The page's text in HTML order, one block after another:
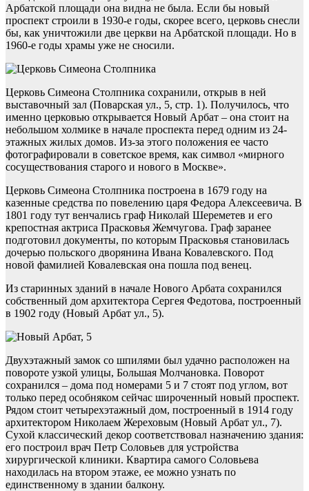
Арбатской площади она видна не была. Если бы новый
проспект строили в 1930-е годы, скорее всего, церковь снесли
бы, как уничтожили две церкви на Арбатской площади. Но в
1960-е годы храмы уже не сносили.
Церковь Симеона Столпника сохранили, открыв в ней
выставочный зал (Поварская ул., 5, стр. 1). Получилось, что
именно церковью открывается Новый Арбат – она стоит на
небольшом холмике в начале проспекта перед одним из 24-
этажных жилых домов. Из-за этого положения ее часто
фотографировали в советское время, как символ «мирного
сосуществования старого и нового в Москве».
Церковь Симеона Столпника построена в 1679 году на
казенные средства по повелению царя Федора Алексеевича. В
1801 году тут венчались граф Николай Шереметев и его
крепостная актриса Прасковья Жемчугова. Граф заранее
подготовил документы, по которым Прасковья становилась
дочерью польского дворянина Ивана Ковалевского. Под
новой фамилией Ковалевская она пошла под венец.
Из старинных зданий в начале Нового Арбата сохранился
собственный дом архитектора Сергея Федотова, построенный
в 1902 году (Новый Арбат ул., 5).
Двухэтажный замок со шпилями был удачно расположен на
повороте узкой улицы, Большая Молчановка. Поворот
сохранился – дома под номерами 5 и 7 стоят под углом, вот
только перед особняком сейчас широченный новый проспект.
Рядом стоит четырехэтажный дом, построенный в 1914 году
архитектором Николаем Жереховым (Новый Арбат ул., 7).
Сухой классический декор соответствовал назначению здания:
его построил врач Петр Соловьев для устройства
хирургической клиники. Квартира самого Соловьева
находилась на втором этаже, ее можно узнать по
единственному в здании балкону.